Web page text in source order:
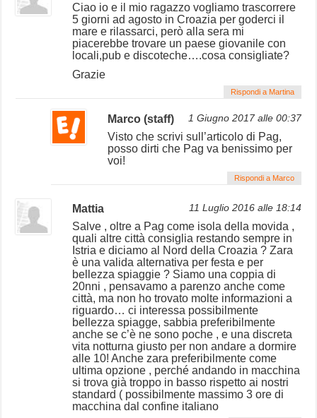
Ciao io e il mio ragazzo vogliamo trascorrere
5 giorni ad agosto in Croazia per goderci il
mare e rilassarci, però alla sera mi
piacerebbe trovare un paese giovanile con
locali,pub e discoteche….cosa consigliate?
Grazie
Rispondi a Martina
Marco (staff) 1 Giugno 2017 alle 00:37
Visto che scrivi sull’articolo di Pag,
posso dirti che Pag va benissimo per
voi!
Rispondi a Marco
Mattia 11 Luglio 2016 alle 18:14
Salve , oltre a Pag come isola della movida ,
quali altre città consiglia restando sempre in
Istria e diciamo al Nord della Croazia ? Zara
è una valida alternativa per festa e per
bellezza spiaggie ? Siamo una coppia di
20nni , pensavamo a parenzo anche come
città, ma non ho trovato molte informazioni a
riguardo… ci interessa possibilmente
bellezza spiagge, sabbia preferibilmente
anche se c’è ne sono poche , e una discreta
vita notturna giusto per non andare a dormire
alle 10! Anche zara preferibilmente come
ultima opzione , perché andando in macchina
si trova già troppo in basso rispetto ai nostri
standard ( possibilmente massimo 3 ore di
macchina dal confine italiano